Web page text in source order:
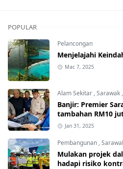
POPULAR
Pelancongan
Menjelajahi
Mac 7, 2025
Alam Sekitar ,Sarawak ,
Banjir: Premier
tambahan RM10
Jan 31, 2025
Pembangunan ,
Mulakan projek
hadapi risiko